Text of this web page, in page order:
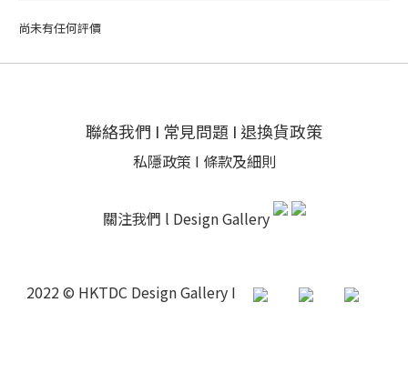
尚未有任何評價
聯絡我們 I 常見問題 I 退換貨政策
私隱政策 I 條款及細則
關注我們 l Design Gallery
2022 © HKTDC Design Gallery I